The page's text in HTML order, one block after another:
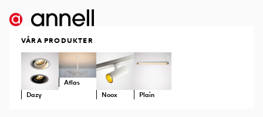
VÅRA PRODUKTER
Dazy
Atlas
Noox
Plain